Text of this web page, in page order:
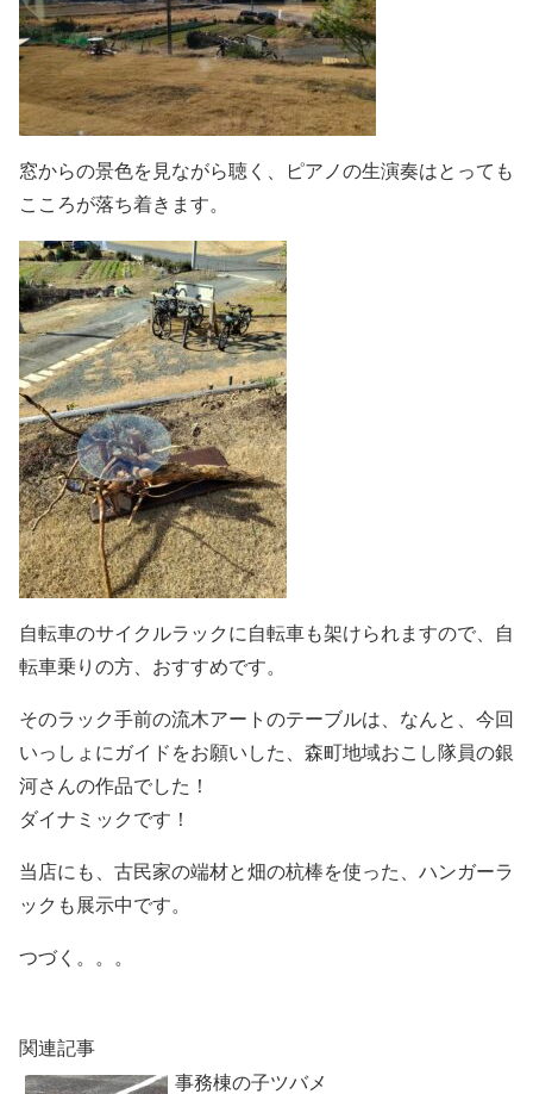
窓からの景色を見ながら聴く、ピアノの生演奏はとっても
こころが落ち着きます。
自転車のサイクルラックに自転車も架けられますので、自
転車乗りの方、おすすめです。
そのラック手前の流木アートのテーブルは、なんと、今回
いっしょにガイドをお願いした、森町地域おこし隊員の銀
河さんの作品でした！
ダイナミックです！
当店にも、古民家の端材と畑の杭棒を使った、ハンガーラ
ックも展示中です。
つづく。。。
関連記事
事務棟の子ツバメ